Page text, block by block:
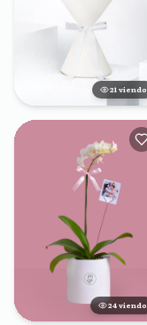
22 viendo
24 viendo